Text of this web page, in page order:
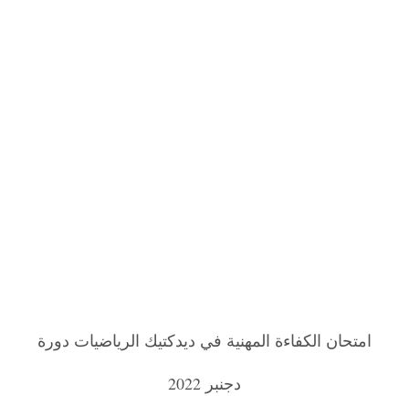
امتحان الكفاءة المهنية في ديدكتيك الرياضيات دورة
دجنبر 2022